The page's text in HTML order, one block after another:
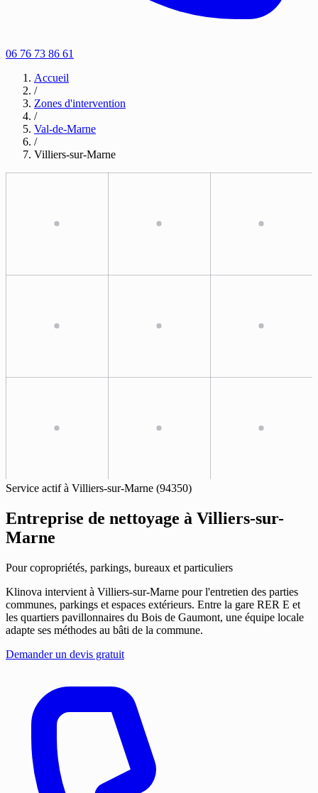
06 76 73 86 61
Accueil
/
Zones d'intervention
/
Val-de-Marne
/
Villiers-sur-Marne
Service actif à Villiers-sur-Marne (94350)
Entreprise de nettoyage à Villiers-sur-
Marne
Pour copropriétés, parkings, bureaux et particuliers
Klinova intervient à Villiers-sur-Marne pour l'entretien des parties
communes, parkings et espaces extérieurs. Entre la gare RER E et
les quartiers pavillonnaires du Bois de Gaumont, une équipe locale
adapte ses méthodes au bâti de la commune.
Demander un devis gratuit